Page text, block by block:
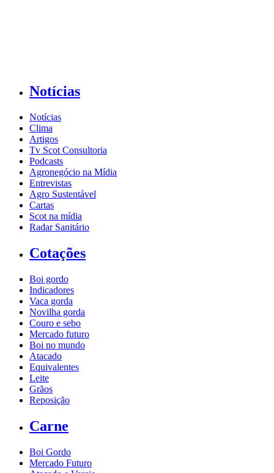
Notícias
Notícias
Clima
Artigos
Tv Scot Consultoria
Podcasts
Agronegócio na Mídia
Entrevistas
Agro Sustentável
Cartas
Scot na mídia
Radar Sanitário
Cotações
Boi gordo
Indicadores
Vaca gorda
Novilha gorda
Couro e sebo
Mercado futuro
Boi no mundo
Atacado
Equivalentes
Leite
Grãos
Reposição
Carne
Boi Gordo
Mercado Futuro